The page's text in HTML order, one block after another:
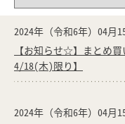
2024年（令和6年）04月
【お知らせ☆】まとめ
4/18(木)限り】
2024年（令和6年）04月